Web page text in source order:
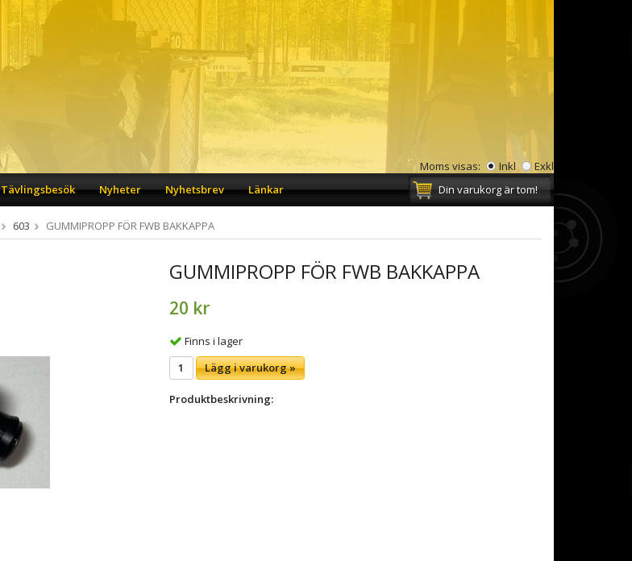
Moms visas: Inkl
Exkl
Tävlingsbesök Nyheter Nyhetsbrev Länkar Din varukorg är tom!
603 GUMMIPROPP FÖR FWB BAKKAPPA
GUMMIPROPP FÖR FWB BAKKAPPA
20 kr
Finns i lager
Lägg i varukorg »
Produktbeskrivning: